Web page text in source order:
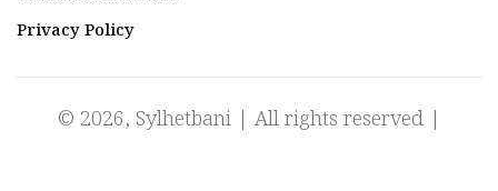
Privacy Policy
© 2026, Sylhetbani | All rights reserved |